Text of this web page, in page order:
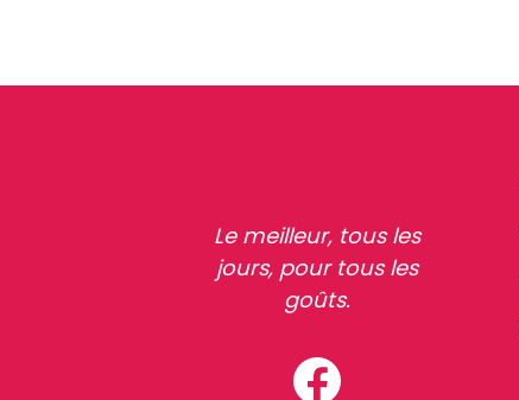
Le meilleur, tous les
jours, pour tous les
goûts.